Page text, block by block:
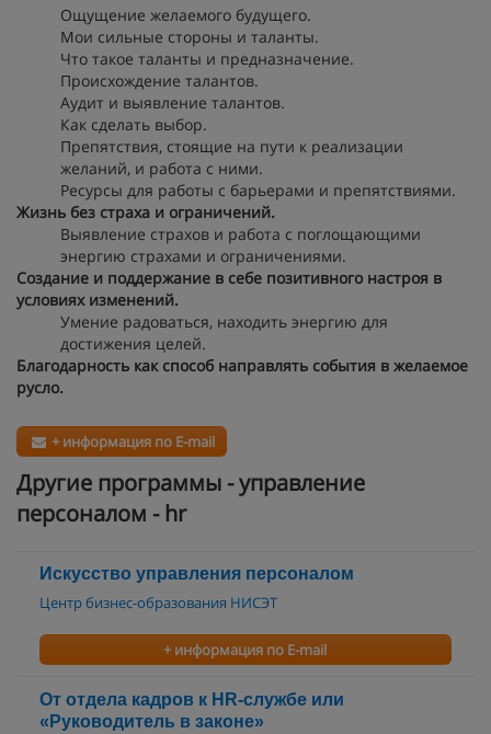
Ощущение желаемого будущего.
Мои сильные стороны и таланты.
Что такое таланты и предназначение.
Происхождение талантов.
Аудит и выявление талантов.
Как сделать выбор.
Препятствия, стоящие на пути к реализации
желаний, и работа с ними.
Ресурсы для работы с барьерами и препятствиями.
Жизнь без страха и ограничений.
Выявление страхов и работа с поглощающими
энергию страхами и ограничениями.
Создание и поддержание в себе позитивного настроя в
условиях изменений.
Умение радоваться, находить энергию для
достижения целей.
Благодарность как способ направлять события в желаемое
русло.
+ информация по E-mail
Другие программы - управление
персоналом - hr
Искусство управления персоналом
Центр бизнес-образования НИСЭТ
+ информация по E-mail
От отдела кадров к HR-службе или
«Руководитель в законе»